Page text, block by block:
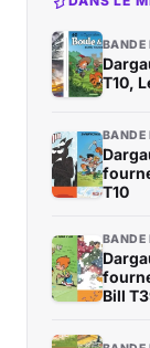
BANDE
T10,
BANDE
T10
BANDE
Bill